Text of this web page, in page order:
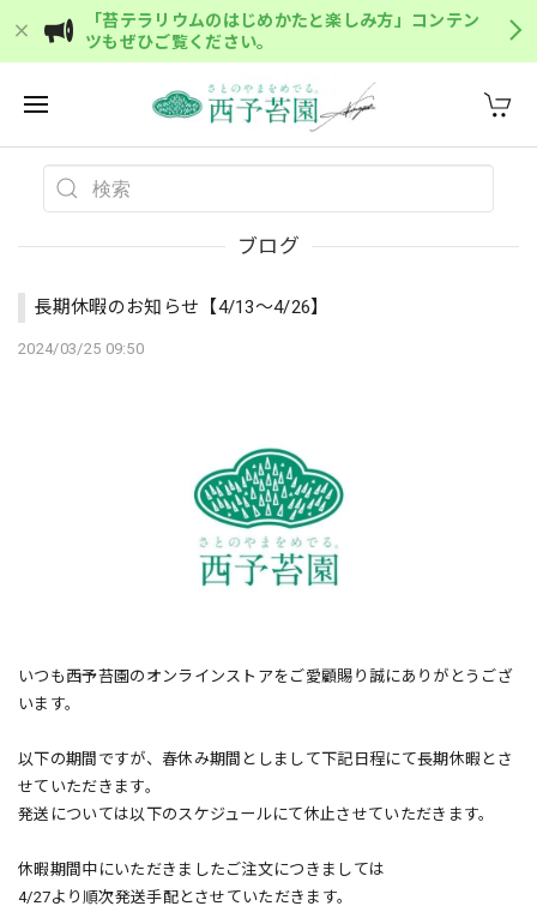
「苔テラリウムのはじめかたと楽しみ方」コンテン
ツもぜひご覧ください。
ブログ
長期休暇のお知らせ【4/13〜4/26】
2024/03/25 09:50
いつも西予苔園のオンラインストアをご愛顧賜り誠にありがとうござ
います。
以下の期間ですが、春休み期間としまして下記日程にて長期休暇とさ
せていただきます。
発送については以下のスケジュールにて休止させていただきます。
休暇期間中にいただきましたご注文につきましては
4/27より順次発送手配とさせていただきます。